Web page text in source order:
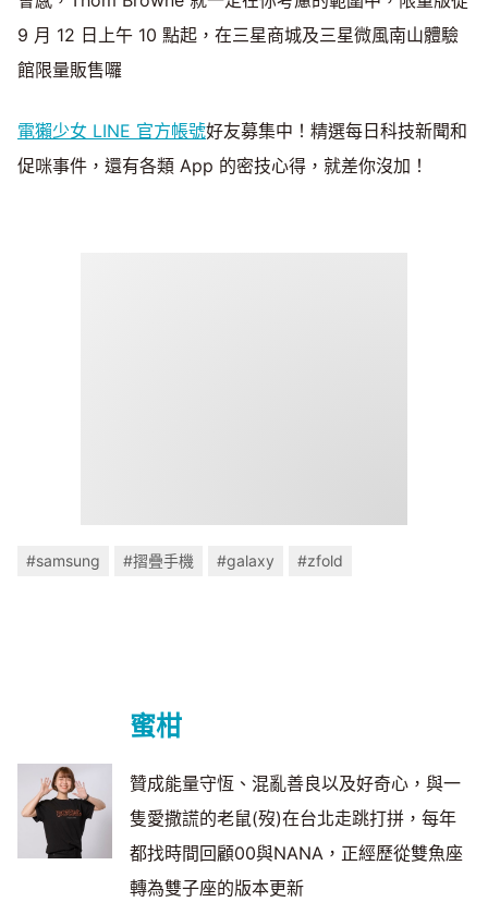
9 月 12 日上午 10 點起，在三星商城及三星微風南山體驗
館限量販售囉
電獺少女 LINE 官方帳號好友募集中！精選每日科技新聞和
促咪事件，還有各類 App 的密技心得，就差你沒加！
#samsung #摺疊手機 #galaxy #zfold
蜜柑
贊成能量守恆、混亂善良以及好奇心，與一
隻愛撒謊的老鼠(歿)在台北走跳打拼，每年
都找時間回顧00與NANA，正經歷從雙魚座
轉為雙子座的版本更新